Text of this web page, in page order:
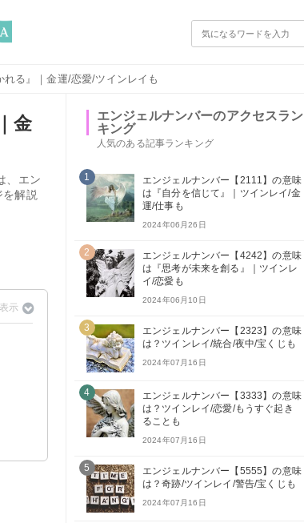
る』｜金運/恋愛/ツインレイも
金
、エン
解説
エンジェルナンバーのアクセスラン
キング
人気のある記事ランキング
1
エンジェルナンバー【2111】の意味
は『自分を信じて』｜ツインレイ/金
運/仕事も
2024年06月26日
2
エンジェルナンバー【4242】の意味
は『思考が未来を創る』｜ツインレ
イ/恋愛も
2024年06月10日
3
エンジェルナンバー【2323】の意味
は？ツインレイ/統合/夜中/宝くじも
2024年07月16日
4
エンジェルナンバー【3333】の意味
は？ツインレイ/恋愛/もうすぐ起き
ることも
2024年07月16日
5
エンジェルナンバー【5555】の意味
は？奇跡/ツインレイ/警告/宝くじも
2024年07月16日